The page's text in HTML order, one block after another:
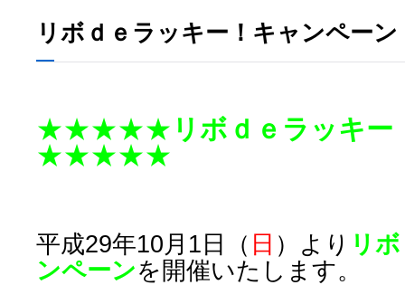
リボｄｅラッキー！キャンペーン
★★★★★ リボｄｅラッキ
★★★★★
平成29年10月1日 （ 日 ）より リ
ンペーンを開催いたします。